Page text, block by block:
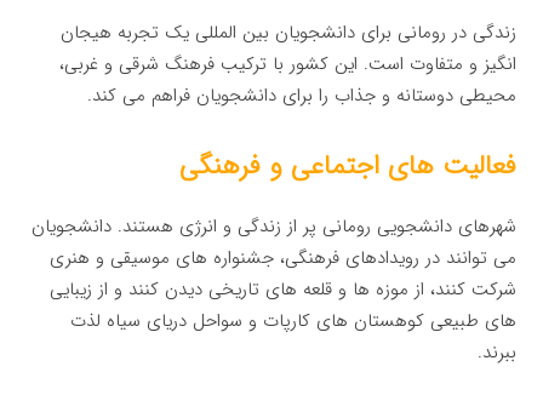
زندگی در رومانی برای دانشجویان بین المللی یک تجربه هیجان
انگیز و متفاوت است. این کشور با ترکیب فرهنگ شرقی و غربی،
محیطی دوستانه و جذاب را برای دانشجویان فراهم می کند.
فعالیت های اجتماعی و فرهنگی
شهرهای دانشجویی رومانی پر از زندگی و انرژی هستند. دانشجویان
می توانند در رویدادهای فرهنگی، جشنواره های موسیقی و هنری
شرکت کنند، از موزه ها و قلعه های تاریخی دیدن کنند و از زیبایی
های طبیعی کوهستان های کارپات و سواحل دریای سیاه لذت
ببرند.